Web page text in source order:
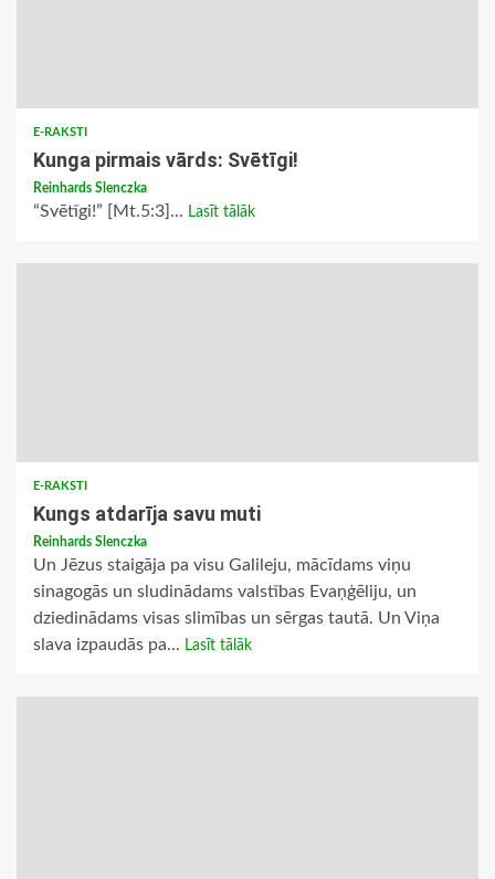
E-RAKSTI
Kunga pirmais vārds: Svētīgi!
Reinhards Slenczka
“Svētīgi!” [Mt.5:3]... Lasīt tālāk
E-RAKSTI
Kungs atdarīja savu muti
Reinhards Slenczka
Un Jēzus staigāja pa visu Galileju, mācīdams viņu
sinagogās un sludinādams valstības Evaņģēliju, un
dziedinādams visas slimības un sērgas tautā. Un Viņa
slava izpaudās pa... Lasīt tālāk